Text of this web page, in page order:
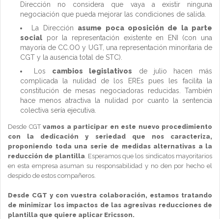
Dirección no considera que vaya a existir ninguna
negociación que pueda mejorar las condiciones de salida.
La Dirección asume poca oposición de la parte
social por la representación existente en ENI (con una
mayoría de CC.OO y UGT, una representación minoritaria de
CGT y la ausencia total de STC).
Los cambios legislativos de julio hacen más
complicada la nulidad de los EREs pues les facilita la
constitución de mesas negociadoras reducidas. También
hace menos atractiva la nulidad por cuanto la sentencia
colectiva sería ejecutiva.
Desde CGT vamos a participar en este nuevo procedimiento
con la dedicación y seriedad que nos caracteriza,
proponiendo toda una serie de medidas alternativas a la
reducción de plantilla. Esperamos que los sindicatos mayoritarios
en esta empresa asuman su responsabilidad y no den por hecho el
despido de estos compañeros.
Desde CGT y con vuestra colaboración, estamos tratando
de minimizar los impactos de las agresivas reducciones de
plantilla que quiere aplicar Ericsson.